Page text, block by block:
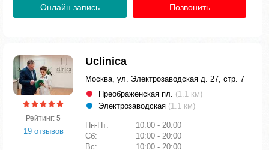
Онлайн запись Позвонить
Рейтинг: 5
19 отзывов
Uclinica
Москва, ул. Электрозаводская д. 27, стр. 7
Преображенская пл. (1.1 км)
Электрозаводская (1.1 км)
Пн-Пт:
10:00 - 20:00
Сб:
10:00 - 20:00
Вс:
10:00 - 20:00